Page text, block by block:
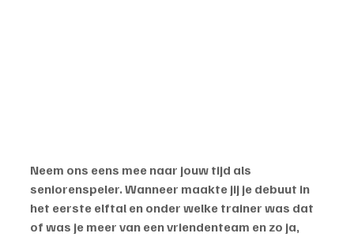
Neem ons eens mee naar jouw tijd als
seniorenspeler. Wanneer maakte jij je debuut in
het eerste elftal en onder welke trainer was dat
of was je meer van een vriendenteam en zo ja,